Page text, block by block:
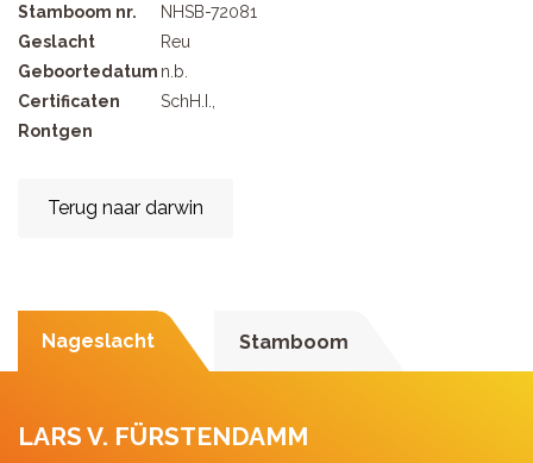
Stamboom nr.
NHSB-72081
Geslacht
Reu
Geboortedatum n.b.
Certificaten
SchH.I.,
Rontgen
Terug naar darwin
Nageslacht Stamboom
LARS V. FÜRSTENDAMM